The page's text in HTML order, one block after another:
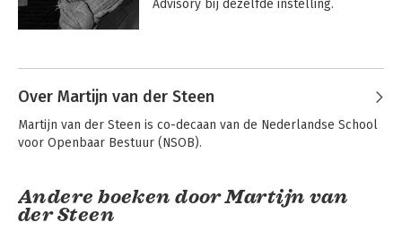
Advisory bij dezelfde instelling.
Hij doet niet alleen onderzoek naar
maar heeft daar in de praktijk zelf ook
veel ervaring mee, onder meer als lid in
voorzitter of lid van diverse raden van
Over Martijn van der Steen
Martijn van der Steen is co-decaan van de Nederlandse School
voor Openbaar Bestuur (NSOB).
Andere boeken door Martijn van
der Steen